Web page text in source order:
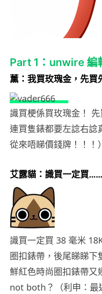
Part 1：unwire 編
薰：我買玫瑰金，先買
識買梗係買玫瑰金！
連買隻錶都要左諗右諗
從來唔睇價錢牌！！！）
艾露貓：識買一定買……
識買一定買 38 毫米
圈扣錶帶，後尾睇睇下
鮮紅色時尚圈扣錶帶
not both？（利申：最